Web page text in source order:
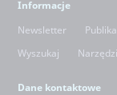
Informacje
Newsletter
Wyszukaj
Dane kontaktowe